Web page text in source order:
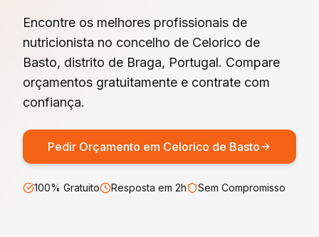
Encontre os melhores profissionais de
nutricionista no concelho de Celorico de
Basto, distrito de Braga, Portugal. Compare
orçamentos gratuitamente e contrate com
confiança.
Pedir Orçamento em Celorico de Basto
100% Gratuito Resposta em 2h Sem Compromisso